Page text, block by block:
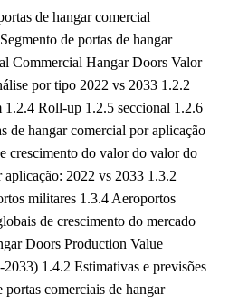
de hangar comercial
de portas de hangar
Commercial Hangar Doors Valor
por tipo 2022 vs 2033 1.2.2
1.2.4 Roll-up 1.2.5 seccional 1.2.6
de hangar comercial por aplicação
crescimento do valor do valor do
2022 vs 2033 1.3.2
militares 1.3.4 Aeroportos
de crescimento do mercado
Doors Production Value
2033) 1.4.2 Estimativas e previsões
portas comerciais de hangar